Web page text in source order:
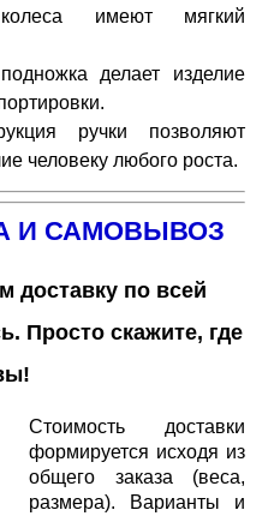
имеют мягкий
делает изделие
ручки позволяют
человеку любого роста.
И САМОВЫВОЗ
доставку по всей
Просто скажите, где
Стоимость доставки
формируется исходя из
общего заказа (веса,
размера). Варианты и